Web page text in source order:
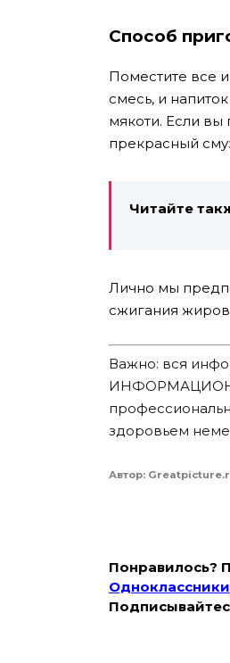
Способ
Поместите все
смесь, и
мякоти. Если вы
прекрасный
Читайте
Лично мы
сжигания
Важно: вся
здоровьем
Автор:
Понравилось?
Одноклассники